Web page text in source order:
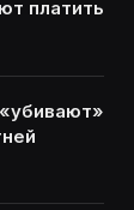
платить